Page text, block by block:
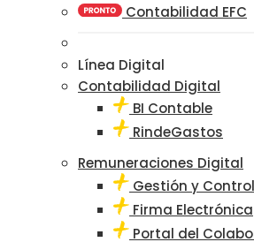
Contabilidad EFC
Línea Digital
Contabilidad Digital
BI Contable
RindeGastos
Remuneraciones Digital
Gestión y
Firma Electrónica
Portal del